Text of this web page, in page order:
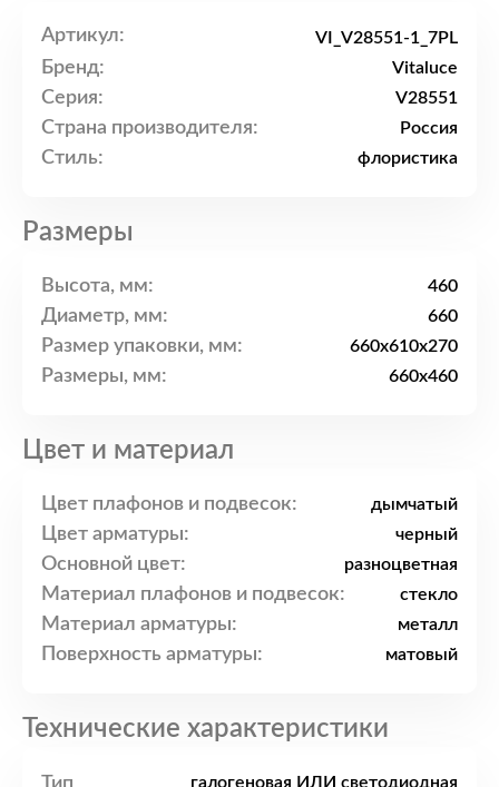
Артикул: VI_V28551-1_7PL
Бренд: Vitaluce
Серия: V28551
Страна производителя: Россия
Стиль: флористика
Размеры
Высота, мм: 460
Диаметр, мм: 660
Размер упаковки, мм: 660х610х270
Размеры, мм: 660x460
Цвет и материал
Цвет плафонов и подвесок: дымчатый
Цвет арматуры: черный
Основной цвет: разноцветная
Материал плафонов и подвесок: стекло
Материал арматуры: металл
Поверхность арматуры: матовый
Технические характеристики
галогеновая ИЛИ светодиодная